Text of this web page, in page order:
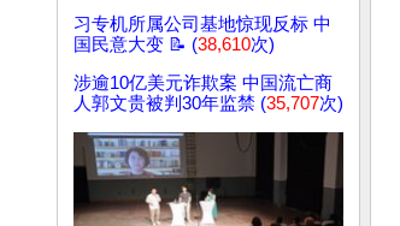
习专机所属公司基地惊现反标 中
国民意大变 📝 (38,610次)
涉逾10亿美元诈欺案 中国流亡商
人郭文贵被判30年监禁 (35,707次)